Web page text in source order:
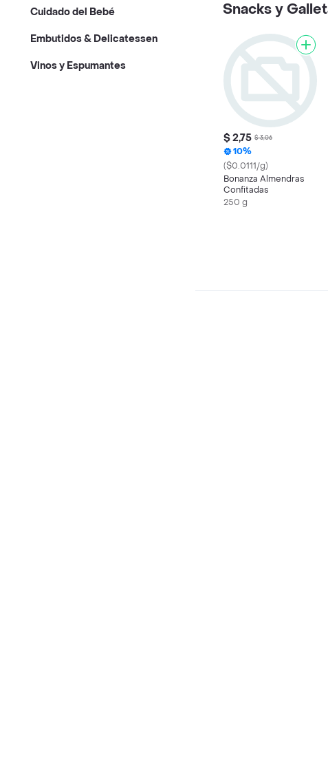
Cuidado del Bebé
Embutidos & Delicatessen
Vinos y Espumantes
Snacks y
$ 2,75 $ 3,06
10%
($0.0111/g)
Bonanza Almendras
Confitadas
250 g